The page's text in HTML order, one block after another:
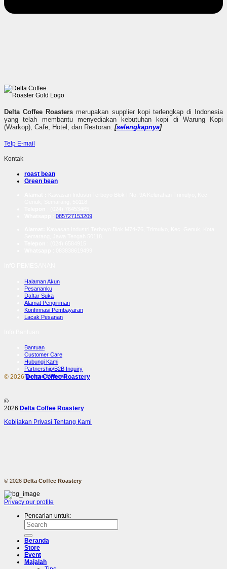
Delta Coffee Roasters merupakan supplier kopi terlengkap di Indonesia
yang telah membantu menyediakan kebutuhan kopi di Warung Kopi
(Warkop), Cafe, Hotel, dan Restoran. [selengkapnya]
Telp E-mail
Kontak
roast bean
Green bean
085727153209
Halaman Akun
Pesananku
Daftar Suka
Alamat Pengiriman
Konfirmasi Pembayaran
Lacak Pesanan
Bantuan
Customer Care
Hubungi Kami
Partnership/B2B Inquiry
Bantuan Melacak
© 2026Delta Coffee Roastery
©
2026 Delta Coffee Roastery
Kebijakan Privasi Tentang Kami
© 2026 Delta Coffee Roastery
Privacy our profile
Pencarian untuk:
Beranda
Store
Event
Majalah